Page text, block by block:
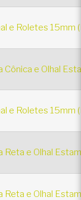
e Roletes 15mm
Cônica e Olhal
e Roletes 15mm
Reta e Olhal
Reta e Olhal